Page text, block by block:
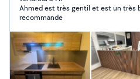
propre, organisé et des finitions
notamment vous aider pour : * pose de lustres,
suspensions et luminaires *
pose de tringles à rideaux,
de meubles (tous types) *
pose de faïence * pose de
Ahmed est très gentil et est un très
recommande